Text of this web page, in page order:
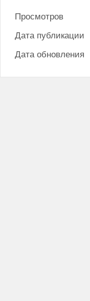
Просмотров
Дата публикации
Дата обновления